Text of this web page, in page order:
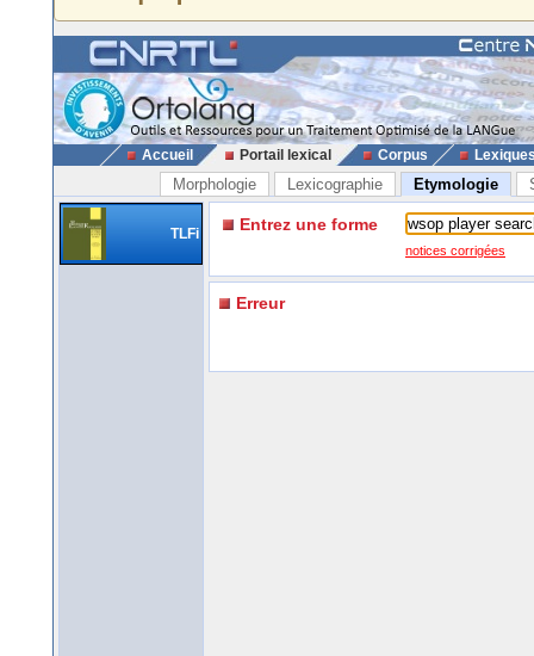
Accueil Portail lexical Corpus
Morphologie Lexicographie Etymologie
TLFi Entrez une forme
notices corrigées
Erreur